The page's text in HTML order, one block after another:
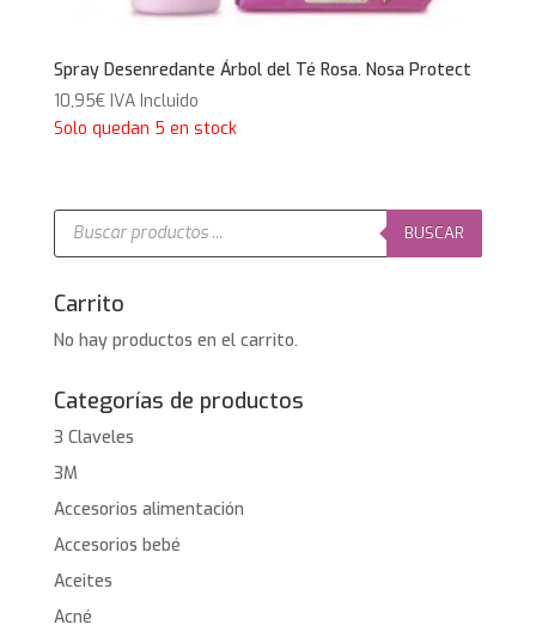
Spray Desenredante Árbol del Té Rosa. Nosa Protect
10,95€ IVA Incluido
Solo quedan 5 en stock
Búsqueda
productos
BUSCAR
Carrito
No hay productos en el carrito.
Categorías de productos
3 Claveles
3M
Accesorios alimentación
Accesorios bebé
Aceites
Acné